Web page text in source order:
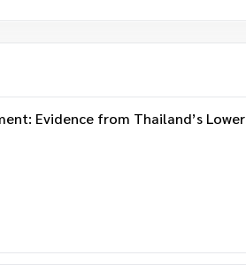
Evidence from Thailand’s Lower